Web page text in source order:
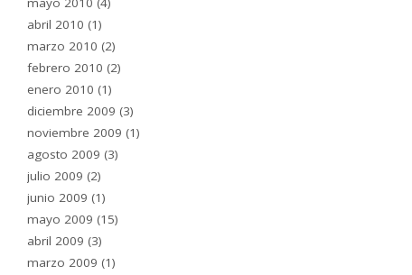
abril 2010 (1)
marzo 2010 (2)
febrero 2010 (2)
enero 2010 (1)
diciembre 2009 (3)
noviembre 2009 (1)
agosto 2009 (3)
julio 2009 (2)
junio 2009 (1)
mayo 2009 (15)
abril 2009 (3)
marzo 2009 (1)